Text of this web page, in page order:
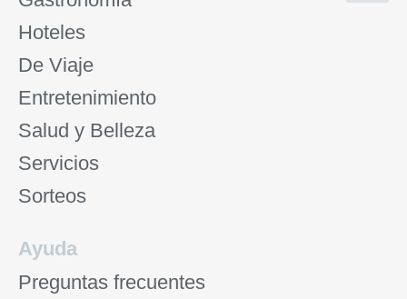
Hoteles
De Viaje
Entretenimiento
Salud y Belleza
Servicios
Sorteos
Ayuda
Preguntas frecuentes